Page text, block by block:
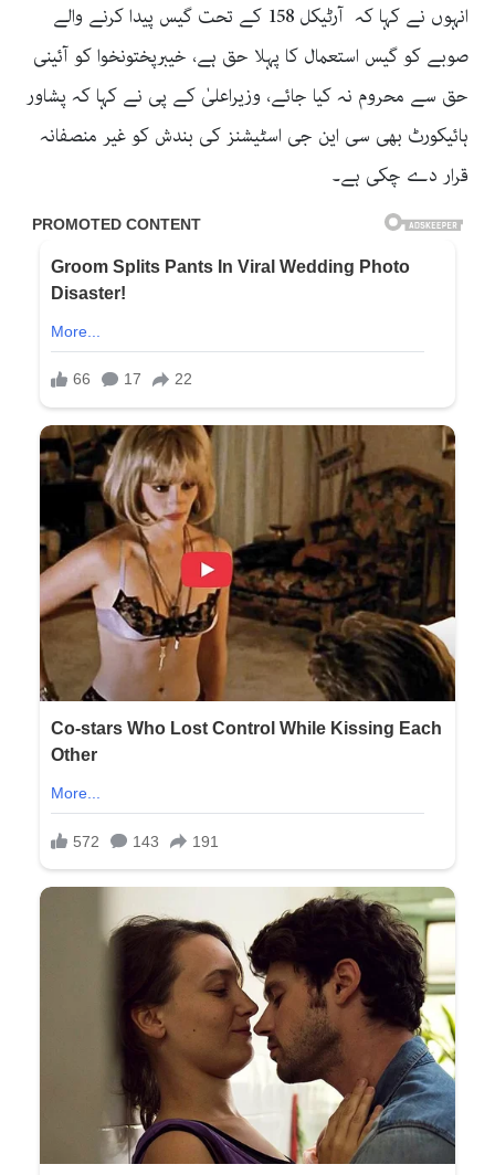
انہوں نے کہا کہ آرٹیکل 158 کے تحت گیس پیدا کرنے والے
صوبے کو گیس استعمال کا پہلا حق ہے، خیبرپختونخوا کو آئینی
حق سے محروم نہ کیا جائے، وزیراعلیٰ کے پی نے کہا کہ پشاور
ہائیکورٹ بھی سی این جی اسٹیشنز کی بندش کو غیر منصفانہ
قرار دے چکی ہے۔